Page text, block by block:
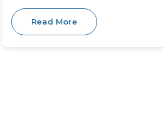
Read More